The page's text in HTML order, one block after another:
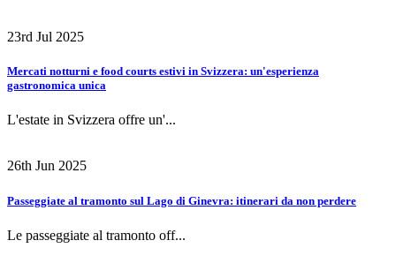
23rd Jul 2025
Mercati notturni e food courts estivi in Svizzera: un'esperienza
gastronomica unica
L'estate in Svizzera offre un'...
26th Jun 2025
Passeggiate al tramonto sul Lago di Ginevra: itinerari da non perdere
Le passeggiate al tramonto off...